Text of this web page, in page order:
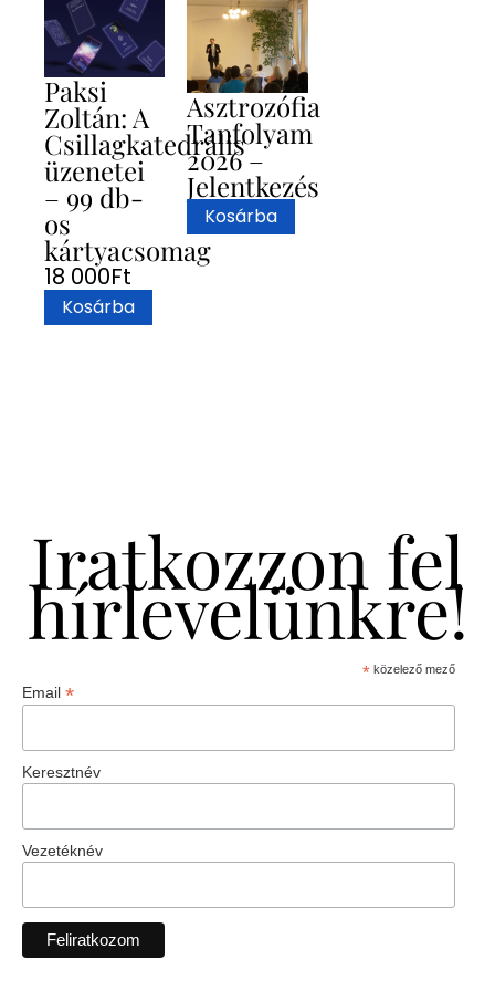
Paksi
Zoltán: A
Csillagkatedrális
üzenetei
– 99 db-
os
kártyacsomag
18 000Ft
Kosárba
Asztrozófia
Tanfolyam
2026 –
Jelentkezés
Kosárba
Iratkozzon fel
hírlevelünkre!
*közelező mező
Email *
Keresztnév
Vezetéknév